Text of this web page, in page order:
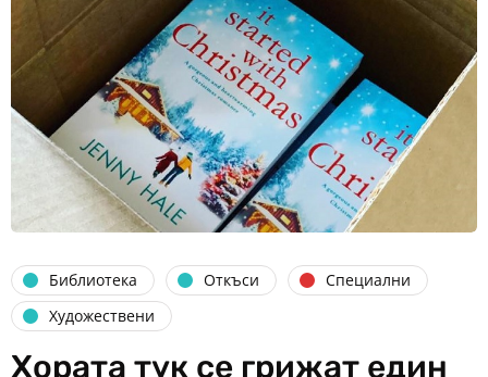
Библиотека Откъси
Специални
Художествени
Хората тук се грижат един